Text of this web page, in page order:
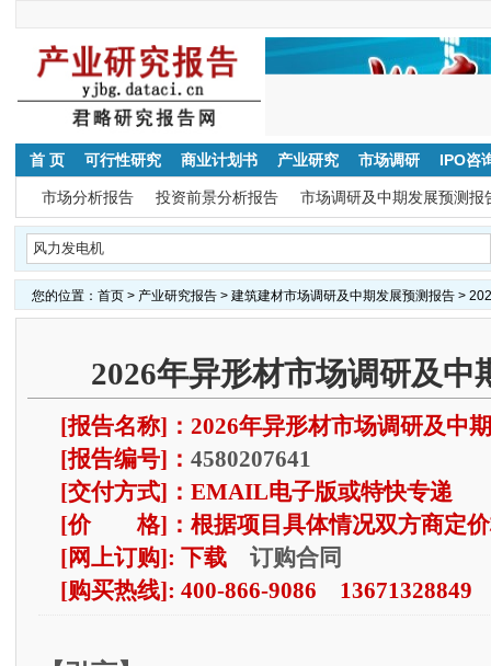
首 页 可行性研究 商业计划书 产业研究 市场调研 IPO咨
市场分析报告 投资前景分析报告 市场调研及中期发展预测报
热门关键字： 小儿增食乐 硬水铝石 摩托车冲压件 织燃 单管定碳炉
您的位置：首页>产业研究报告>建筑建材市场调研及中期发展预测报告>
2026年异形材市场调研及中
[报告名称]：2026年异形材市场调研及中
[报告编号]：
4580207641
[交付方式]：EMAIL电子版或特快专递
[价 格]：根据项目具体情况双方商定
[网上订购]: 下载
订购合同
[购买热线]: 400-866-9086 13671328849